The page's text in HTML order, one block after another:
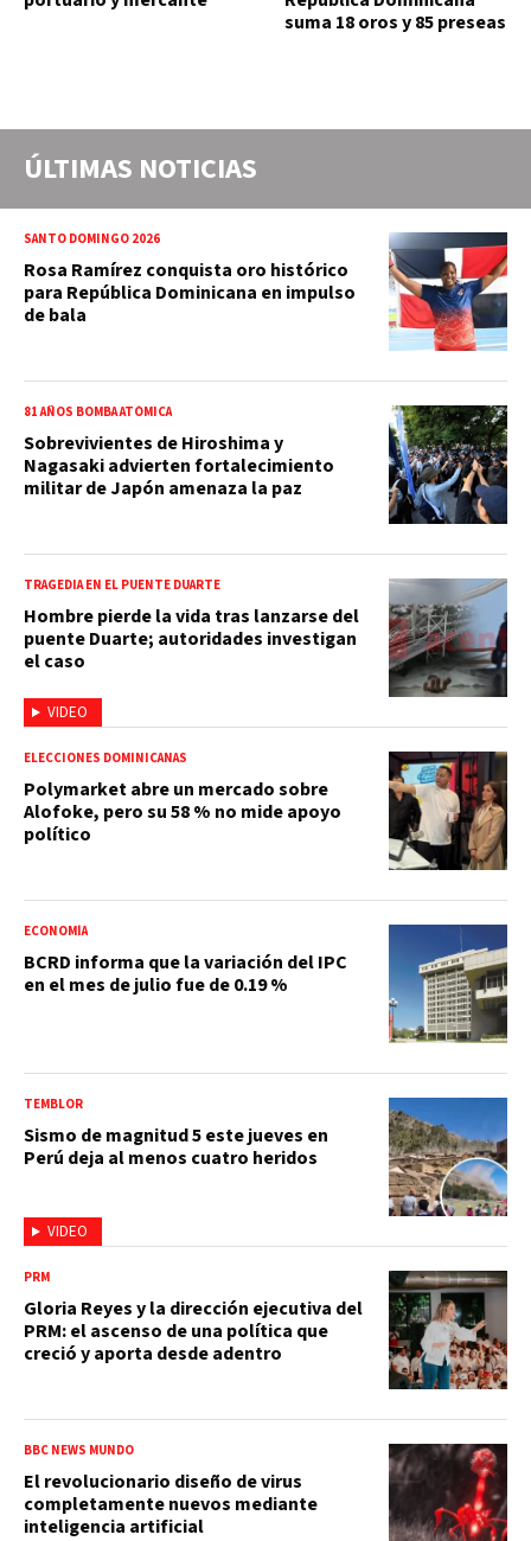
suma 18 oros y 85 preseas
ÚLTIMAS NOTICIAS
SANTO DOMINGO 2026
Rosa Ramírez conquista oro histórico
para República Dominicana en impulso
de bala
81 AÑOS BOMBA ATÓMICA
Sobrevivientes de Hiroshima y
Nagasaki advierten fortalecimiento
militar de Japón amenaza la paz
VIDEO
TRAGEDIA EN EL PUENTE DUARTE
Hombre pierde la vida tras lanzarse del
puente Duarte; autoridades investigan
el caso
ELECCIONES DOMINICANAS
Polymarket abre un mercado sobre
Alofoke, pero su 58 % no mide apoyo
político
ECONOMÍA
BCRD informa que la variación del IPC
en el mes de julio fue de 0.19 %
VIDEO
TEMBLOR
Sismo de magnitud 5 este jueves en
Perú deja al menos cuatro heridos
PRM
Gloria Reyes y la dirección ejecutiva del
PRM: el ascenso de una política que
creció y aporta desde adentro
BBC NEWS MUNDO
El revolucionario diseño de virus
completamente nuevos mediante
inteligencia artificial